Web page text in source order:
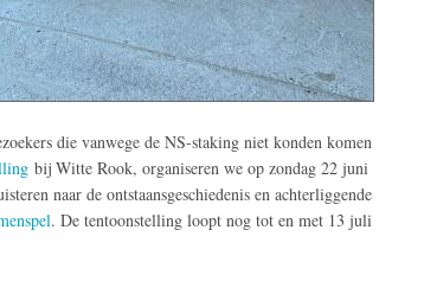
die vanwege de NS-staking niet konden komen
bij Witte Rook, organiseren we op zondag 22 juni
naar de ontstaansgeschiedenis en achterliggende
. De tentoonstelling loopt nog tot en met 13 juli